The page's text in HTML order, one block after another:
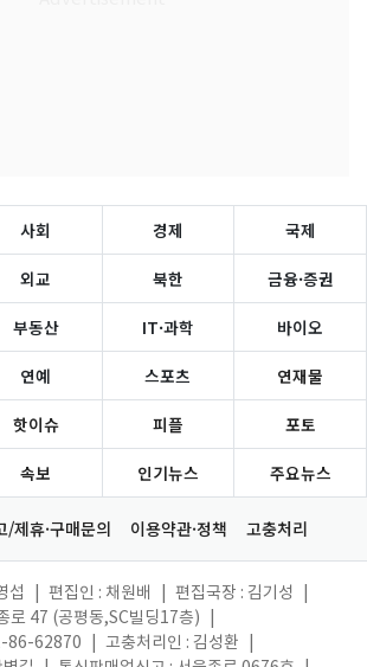
사회 경제 국제
외교 북한 금융·증권
부동산 IT·과학 바이오
연예 스포츠 연재물
핫이슈 피플 포토
속보 인기뉴스 주요뉴스
/제휴·구매문의 이용약관·정책 고충처리
섭 편집인 : 채원배 편집국장 : 김기성
로 47 (공평동,SC빌딩17층)
86-62870
고충처리인 : 김성환